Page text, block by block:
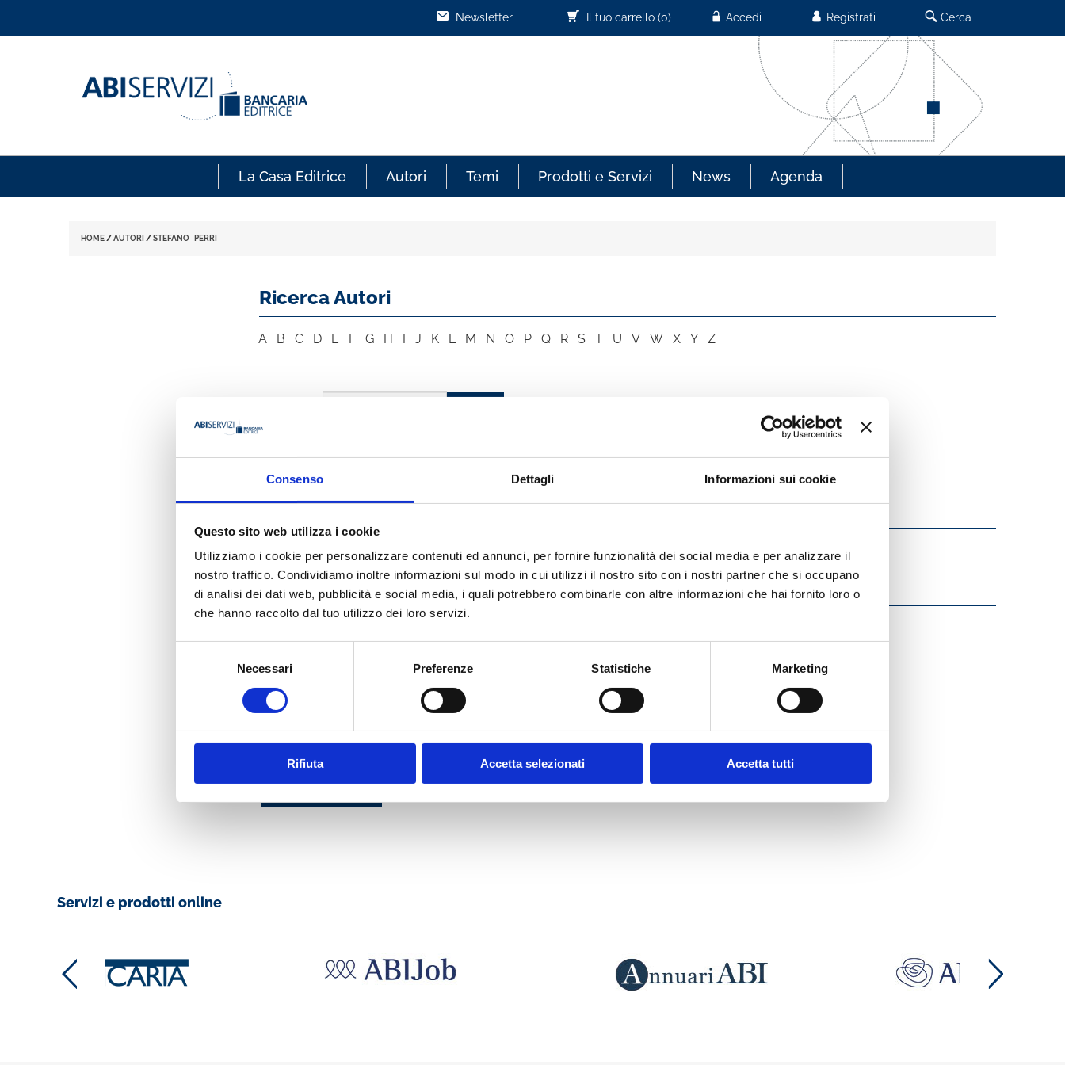
Consenso Dettagli Informazioni sui cookie
Questo sito web utilizza i cookie
Utilizziamo i cookie per personalizzare contenuti ed annunci, per fornire funzionalità dei social media e per analizzare il
nostro traffico. Condividiamo inoltre informazioni sul modo in cui utilizzi il nostro sito con i nostri partner che si occupano
di analisi dei dati web, pubblicità e social media, i quali potrebbero combinarle con altre informazioni che hai fornito loro o
che hanno raccolto dal tuo utilizzo dei loro servizi.
Necessari Preferenze Statistiche Marketing
Rifiuta Accetta selezionati Accetta tutti
Cerca
Registrati
Accedi
Il tuo carrello (0)
Newsletter
La Casa Editrice Autori Temi Prodotti e Servizi News Agenda
HOME /AUTORI /STEFANO PERRI
Ricerca Autori
A B C D E F G H I J K L M N O P Q R S T U V W X Y Z
Stefano Perri
Ha pubblicato con noi
FRANCESCO FERRARA
OTTOBRE1988)
Servizi e prodotti online